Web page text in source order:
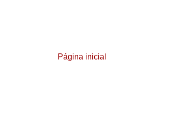
Página inicial